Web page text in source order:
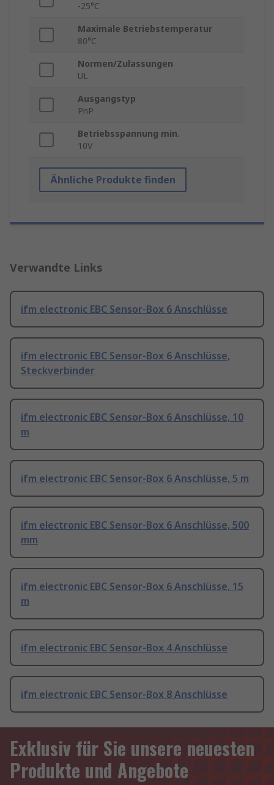
-25°C
Maximale Betriebstemperatur
80°C
Normen/Zulassungen
UL
Ausgangstyp
PnP
Betriebsspannung min.
10V
Ähnliche Produkte finden
Verwandte Links
ifm electronic EBC Sensor-Box 6 Anschlüsse
ifm electronic EBC Sensor-Box 6 Anschlüsse,
Steckverbinder
ifm electronic EBC Sensor-Box 6 Anschlüsse, 10
m
ifm electronic EBC Sensor-Box 6 Anschlüsse, 5 m
ifm electronic EBC Sensor-Box 6 Anschlüsse, 500
mm
ifm electronic EBC Sensor-Box 6 Anschlüsse, 15
m
ifm electronic EBC Sensor-Box 4 Anschlüsse
ifm electronic EBC Sensor-Box 8 Anschlüsse
Exklusiv für Sie unsere neuesten
Produkte und Angebote